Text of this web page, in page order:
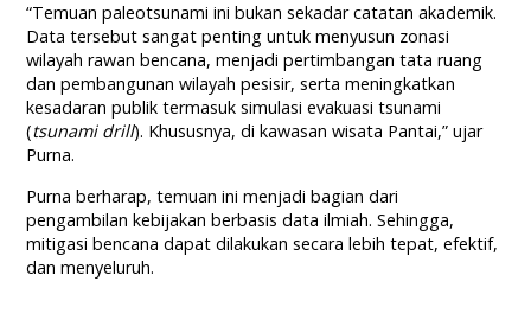
“Temuan paleotsunami ini bukan sekadar catatan akademik.
Data tersebut sangat penting untuk menyusun zonasi
wilayah rawan bencana, menjadi pertimbangan tata ruang
dan pembangunan wilayah pesisir, serta meningkatkan
kesadaran publik termasuk simulasi evakuasi tsunami
(tsunami drill). Khususnya, di kawasan wisata Pantai,” ujar
Purna.
Purna berharap, temuan ini menjadi bagian dari
pengambilan kebijakan berbasis data ilmiah. Sehingga,
mitigasi bencana dapat dilakukan secara lebih tepat, efektif,
dan menyeluruh.